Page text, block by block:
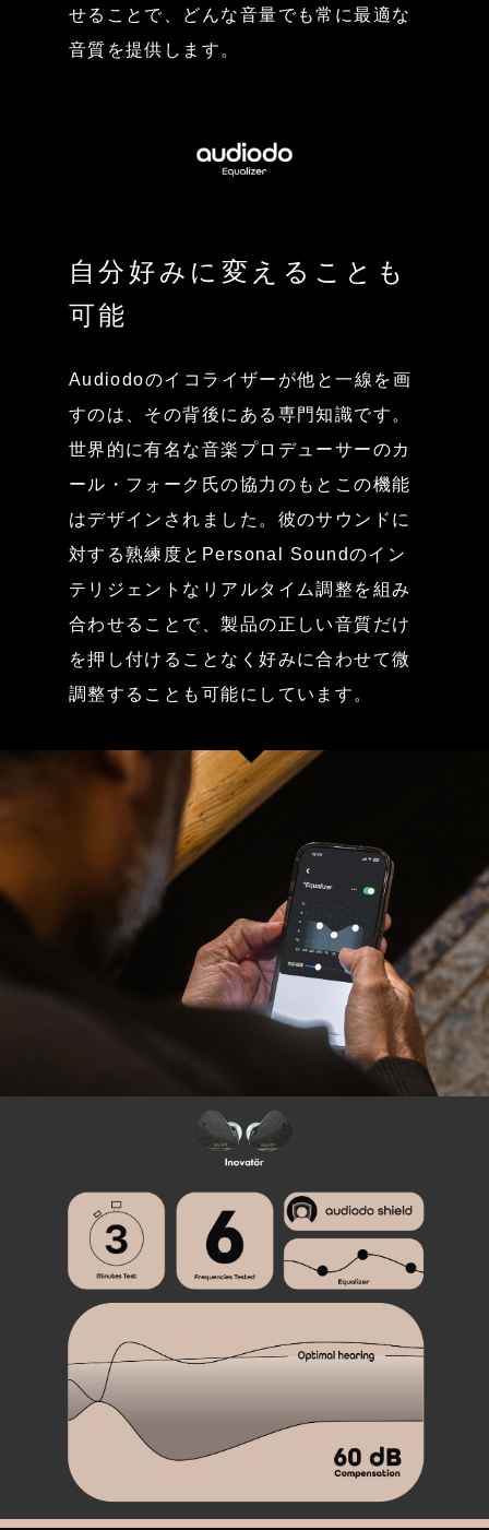
せることで、どんな音量でも常に最適な
音質を提供します。
自分好みに変えることも
可能
Audiodoのイコライザーが他と一線を画
すのは、その背後にある専門知識です。
世界的に有名な音楽プロデューサーのカ
ール・フォーク氏の協力のもとこの機能
はデザインされました。彼のサウンドに
対する熟練度とPersonal Soundのイン
テリジェントなリアルタイム調整を組み
合わせることで、製品の正しい音質だけ
を押し付けることなく好みに合わせて微
調整することも可能にしています。